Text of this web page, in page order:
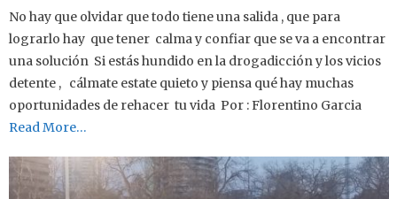
No hay que olvidar que todo tiene una salida , que para
lograrlo hay que tener calma y confiar que se va a encontrar
una solución Si estás hundido en la drogadicción y los vicios
detente , cálmate estate quieto y piensa qué hay muchas
oportunidades de rehacer tu vida Por : Florentino Garcia
Read More…